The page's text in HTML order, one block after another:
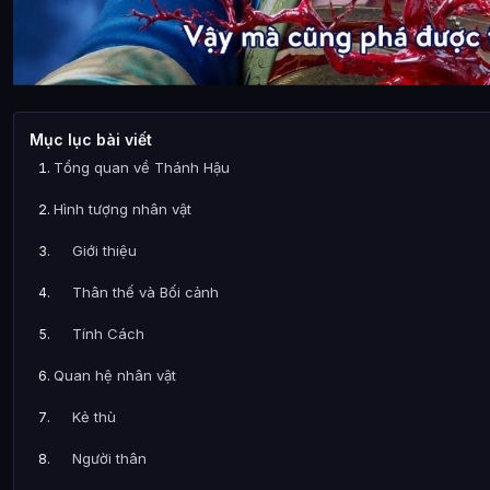
Mục lục bài viết
Tổng quan về Thánh Hậu
Hình tượng nhân vật
Giới thiệu
Thân thế và Bối cảnh
Tính Cách
Quan hệ nhân vật
Kẻ thù
Người thân